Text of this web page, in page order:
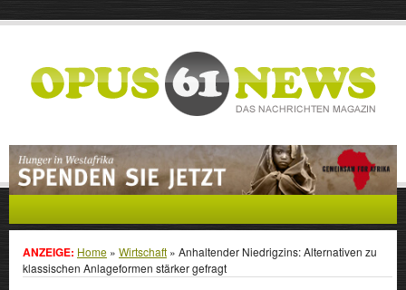
ANZEIGE: Home » Wirtschaft » Anhaltender Niedrigzins: Alternativen zu
klassischen Anlageformen stärker gefragt